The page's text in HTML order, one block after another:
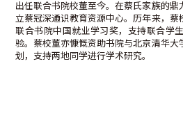
出任联合书院校董至今。在蔡氏家族的鼎
立蔡冠深通识教育资源中心。历年来，蔡
联合书院中国就业学习奖，支持联合学
验。蔡校董亦慷慨资助书院与北京清华大
划，支持两地同学进行学术研究。